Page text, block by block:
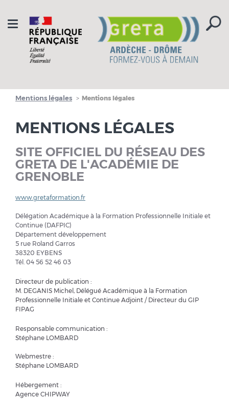
Toggle
navigation
Mentions légales Mentions légales
MENTIONS LÉGALES
SITE OFFICIEL DU RÉSEAU DES
GRETA DE L'ACADÉMIE DE
GRENOBLE
www.gretaformation.fr
Délégation Académique à la Formation Professionnelle Initiale et
Continue (DAFPIC)
Département développement
5 rue Roland Garros
38320 EYBENS
Tél. 04 56 52 46 03
Directeur de publication :
M. DEGANIS Michel, Délégué Académique à la Formation
Professionnelle Initiale et Continue Adjoint / Directeur du GIP
FIPAG
Responsable communication :
Stéphane LOMBARD
Webmestre :
Stéphane LOMBARD
Hébergement :
Agence CHIPWAY